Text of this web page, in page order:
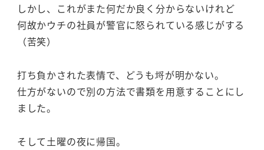
しかし、これがまた何だか良く分からないけれど
何故かウチの社員が警官に怒られている感じがする
（苦笑）
打ち負かされた表情で、どうも埒が明かない。
仕方がないので別の方法で書類を用意することにし
ました。
そして土曜の夜に帰国。